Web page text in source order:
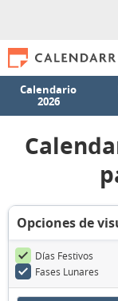
Calendario
2026
Opciones de
Días Festivos
Fases Lunares